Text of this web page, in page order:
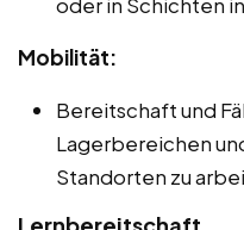
Mobilität:
Bereitschaft und
Lagerbereichen
Standorten zu